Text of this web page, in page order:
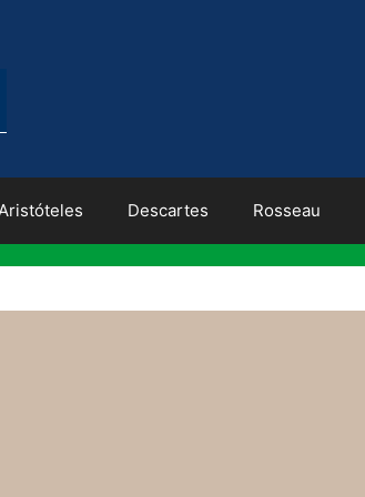
Descartes Rosseau